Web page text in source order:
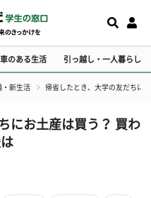
車のある生活 引っ越し・一人暮らし
・新生活 帰省したとき、大学の友だちに
にお土産は買う？ 買わ